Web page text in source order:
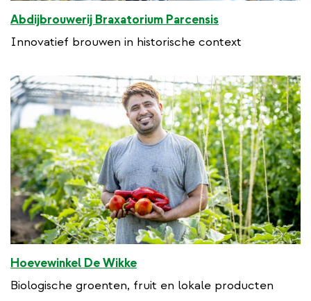
Abdijbrouwerij Braxatorium Parcensis
Innovatief brouwen in historische context
Hoevewinkel De Wikke
Biologische groenten, fruit en lokale producten